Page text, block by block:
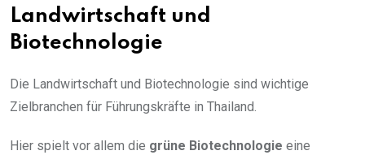
Landwirtschaft und
Biotechnologie
Die Landwirtschaft und Biotechnologie sind wichtige
Zielbranchen für Führungskräfte in Thailand.
Hier spielt vor allem die grüne Biotechnologie eine